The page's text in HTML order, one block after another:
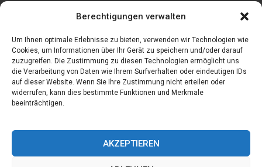
Berechtigungen verwalten
Um Ihnen optimale Erlebnisse zu bieten, verwenden wir Technologien wie
Cookies, um Informationen über Ihr Gerät zu speichern und/oder darauf
zuzugreifen. Die Zustimmung zu diesen Technologien ermöglicht uns
die Verarbeitung von Daten wie Ihrem Surfverhalten oder eindeutigen IDs
auf dieser Website. Wenn Sie Ihre Zustimmung nicht erteilen oder
widerrufen, kann dies bestimmte Funktionen und Merkmale
beeinträchtigen.
AKZEPTIEREN
Die Kerbl Taon X Bremsenfalle für jeden Pferdehalter
Die Moderne Welle: Kommunionkleider Modern